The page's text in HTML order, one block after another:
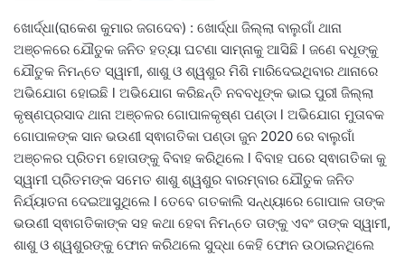
ଖୋର୍ଦ୍ଧା(ରାକେଶ କୁମାର ଜଗଦେବ) : ଖୋର୍ଦ୍ଧା ଜିଲ୍ଲା ବାଲୁଗାଁ ଥାନା
ଅଞ୍ଚଳରେ ଯୌତୁକ ଜନିତ ହତ୍ୟା ଘଟଣା ସାମ୍ନାକୁ ଆସିଛି l ଜଣେ ବଧୂଙ୍କୁ
ଯୌତୁକ ନିମନ୍ତେ ସ୍ୱାମୀ, ଶାଶୁ ଓ ଶ୍ୱଶୁର ମିଶି ମାରିଦେଇଥିବାର ଥାନାରେ
ଅଭିଯୋଗ ହୋଇଛି l ଅଭିଯୋଗ କରିଛନ୍ତି ନବବଧୂଙ୍କ ଭାଇ ପୁରୀ ଜିଲ୍ଲା
କୃଷ୍ଣପ୍ରସାଦ ଥାନା ଅଞ୍ଚଳର ଗୋପାଳକୃଷ୍ଣ ପଣ୍ଡା l ଅଭିଯୋଗ ମୁତାବକ
ଗୋପାଳଙ୍କ ସାନ ଭଉଣୀ ସ୍ଵାଗତିକା ପଣ୍ଡା ଜୁନ 2020 ରେ ବାଲୁଗାଁ
ଅଞ୍ଚଳର ପ୍ରିତମ ହୋତାଙ୍କୁ ବିବାହ କରିଥିଲେ l ବିବାହ ପରେ ସ୍ଵାଗତିକା କୁ
ସ୍ୱାମୀ ପ୍ରିତମଙ୍କ ସମେତ ଶାଶୁ ଶ୍ୱଶୁର ବାରମ୍ବାର ଯୌତୁକ ଜନିତ
ନିର୍ଯ୍ୟାତନା ଦେଇଆସୁଥିଲେ l ତେବେ ଗତକାଲି ସନ୍ଧ୍ୟାରେ ଗୋପାଳ ତାଙ୍କ
ଭଉଣୀ ସ୍ଵାଗତିକାଙ୍କ ସହ କଥା ହେବା ନିମନ୍ତେ ତାଙ୍କୁ ଏବଂ ତାଙ୍କ ସ୍ୱାମୀ,
ଶାଶୁ ଓ ଶ୍ୱଶୁରଙ୍କୁ ଫୋନ କରିଥଲେ ସୁଦ୍ଧା କେହି ଫୋନ ଉଠାଇନଥିଲେ